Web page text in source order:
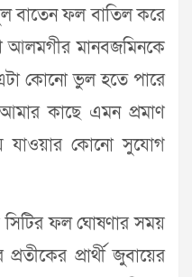
বাতেন ফল বাতিল করে
আলমগীর মানবজমিনকে
কোনো ভুল হতে পারে
আমার কাছে এমন প্রমাণ
কোনো সুযোগ
সিটির ফল ঘোষণার সময়
প্রার্থী জুবায়ের